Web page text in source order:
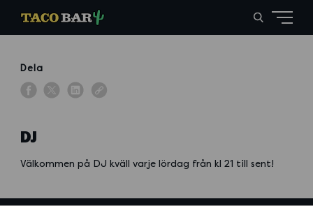
Dela
DJ
Välkommen på DJ kväll varje lördag från kl 21 till sent!